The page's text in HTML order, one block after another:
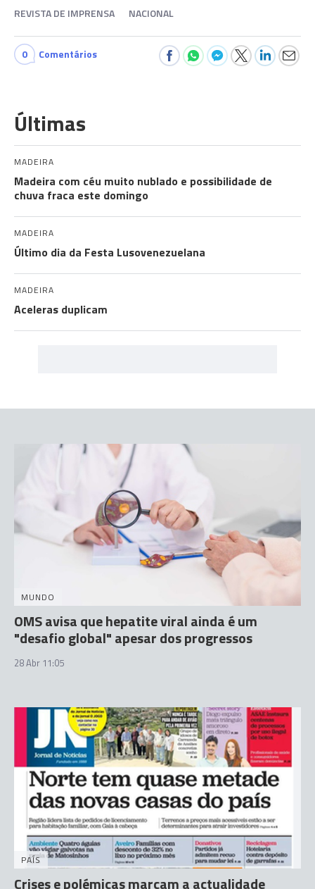
REVISTA DE IMPRENSA NACIONAL
0 Comentários
Últimas
MADEIRA
Madeira com céu muito nublado e possibilidade de
chuva fraca este domingo
MADEIRA
Último dia da Festa Lusovenezuelana
MADEIRA
Aceleras duplicam
MUNDO
OMS avisa que hepatite viral ainda é um
"desafio global" apesar dos progressos
28 Abr 11:05
PAÍS
Crises e polémicas marcam a actualidade